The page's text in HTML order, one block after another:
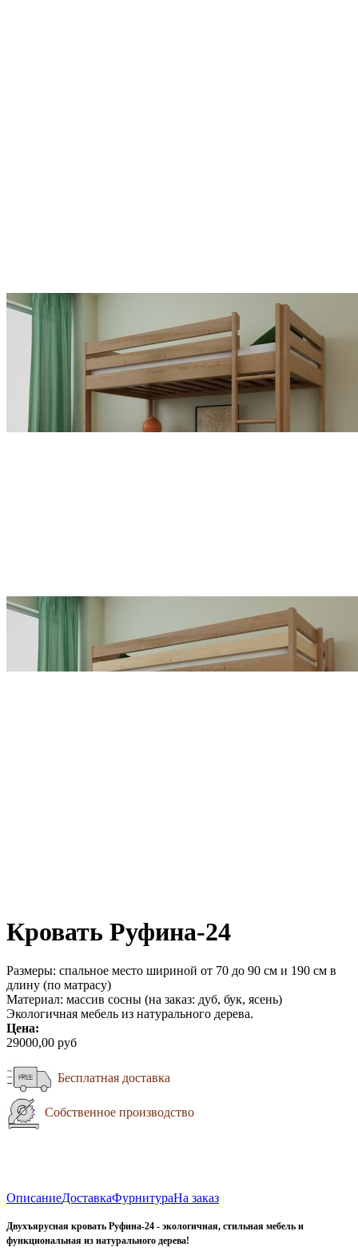
Кровать Руфина-24
Размеры: спальное место шириной от 70 до 90 см и 190 см в
длину (по матрасу)
Материал: массив сосны (на заказ: дуб, бук, ясень)
Экологичная мебель из натурального дерева.
Цена:
29000,00 руб
Бесплатная доставка
Собственное производство
ОписаниеДоставкаФурнитураНа заказ
Двухъярусная кровать Руфина-24 - экологичная, стильная мебель и
функциональная из натурального дерева!